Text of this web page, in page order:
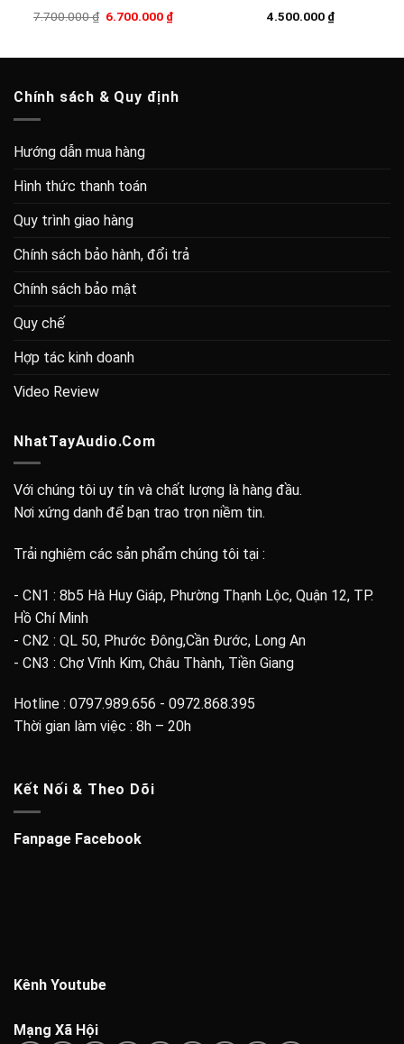
7.700.000₫ Giá
6.700.000 ₫Giá
6.700.000 ₫.
4.500.000 ₫
Chính sách & Quy định
Hướng dẫn mua hàng
Hình thức thanh toán
Quy trình giao hàng
Chính sách bảo hành, đổi trả
Chính sách bảo mật
Quy chế
Hợp tác kinh doanh
Video Review
NhatTayAudio.Com
Với chúng tôi uy tín và chất lượng là hàng đầu.
Nơi xứng danh để bạn trao trọn niềm tin.
Trải nghiệm các sản phẩm chúng tôi tại :
- CN1 : 8b5 Hà Huy Giáp, Phường Thạnh Lộc, Quận 12, TP.
Hồ Chí Minh
- CN2 : QL 50, Phước Đông,Cần Đước, Long An
- CN3 : Chợ Vĩnh Kim, Châu Thành, Tiền Giang
Hotline : 0797.989.656 - 0972.868.395
Thời gian làm việc : 8h – 20h
Kết Nối & Theo Dõi
Fanpage Facebook
Kênh Youtube
Mạng Xã Hội